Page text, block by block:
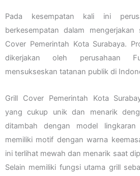
Pada kesempatan kali ini
berkesempatan dalam
Cover Pemerintah Kota Surabaya.
dikerjakan oleh perusahaan
mensukseskan tatanan publik di
Grill Cover Pemerintah Kota
yang cukup unik dan menarik
ditambah dengan model
memiliki motif dengan warna
ini terlihat mewah dan menarik saat
Selain memiliki fungsi utama grill